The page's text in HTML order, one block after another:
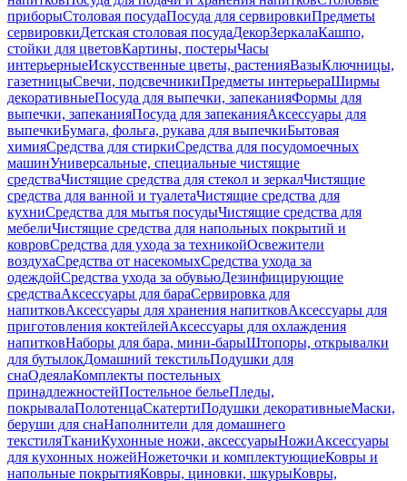
приборыСтоловая посудаПосуда для сервировкиПредметы
сервировкиДетская столовая посудаДекорЗеркалаКашпо,
стойки для цветовКартины, постерыЧасы
интерьерныеИскусственные цветы, растенияВазыКлючницы,
газетницыСвечи, подсвечникиПредметы интерьераШирмы
декоративныеПосуда для выпечки, запеканияФормы для
выпечки, запеканияПосуда для запеканияАксессуары для
выпечкиБумага, фольга, рукава для выпечкиБытовая
химияСредства для стиркиСредства для посудомоечных
машинУниверсальные, специальные чистящие
средстваЧистящие средства для стекол и зеркалЧистящие
средства для ванной и туалетаЧистящие средства для
кухниСредства для мытья посудыЧистящие средства для
мебелиЧистящие средства для напольных покрытий и
ковровСредства для ухода за техникойОсвежители
воздухаСредства от насекомыхСредства ухода за
одеждойСредства ухода за обувьюДезинфицирующие
средстваАксессуары для бараСервировка для
напитковАксессуары для хранения напитковАксессуары для
приготовления коктейлейАксессуары для охлаждения
напитковНаборы для бара, мини-барыШтопоры, открывалки
для бутылокДомашний текстильПодушки для
снаОдеялаКомплекты постельных
принадлежностейПостельное бельеПледы,
покрывалаПолотенцаСкатертиПодушки декоративныеМаски,
беруши для снаНаполнители для домашнего
текстиляТканиКухонные ножи, аксессуарыНожиАксессуары
для кухонных ножейНожеточки и комплектующиеКовры и
напольные покрытияКовры, циновки, шкурыКовры,